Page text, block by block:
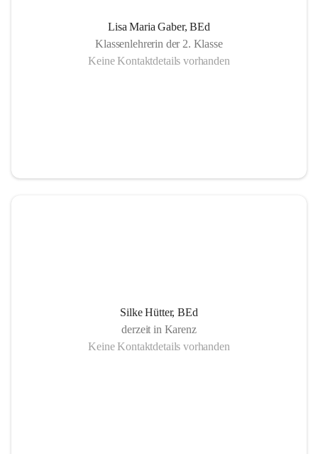
Lisa Maria Gaber, BEd
Klassenlehrerin der 2. Klasse
Keine Kontaktdetails vorhanden
Silke Hütter, BEd
derzeit in Karenz
Keine Kontaktdetails vorhanden